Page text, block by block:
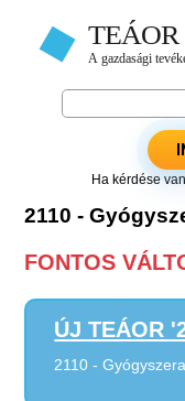
Ha kérdése
2110 -
FONTOS
ÚJ TEÁOR
2110 -